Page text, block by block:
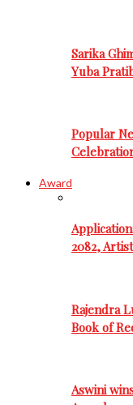
Sarika
Yuba
Popular
Award
2082,
Rajendra
Book of
Aswini